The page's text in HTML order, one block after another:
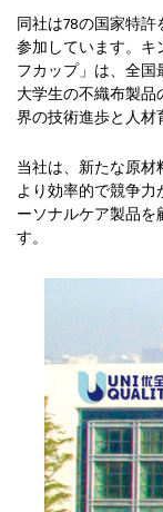
同社は78の国家特
参加しています。
フカップ」は、全国
大学生の不織布製
界の技術進歩と人材
当社は、新たな原材
より効率的で競争
ーソナルケア製品
す。